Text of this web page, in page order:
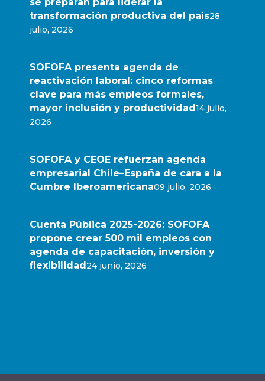
transformación productiva del país28
julio, 2026
SOFOFA presenta agenda de
reactivación laboral: cinco reformas
clave para más empleos formales,
mayor inclusión y productividad14 julio,
2026
SOFOFA y CEOE refuerzan agenda
empresarial Chile–España de cara a la
Cumbre Iberoamericana09 julio, 2026
Cuenta Pública 2025-2026: SOFOFA
propone crear 500 mil empleos con
agenda de capacitación, inversión y
flexibilidad24 junio, 2026